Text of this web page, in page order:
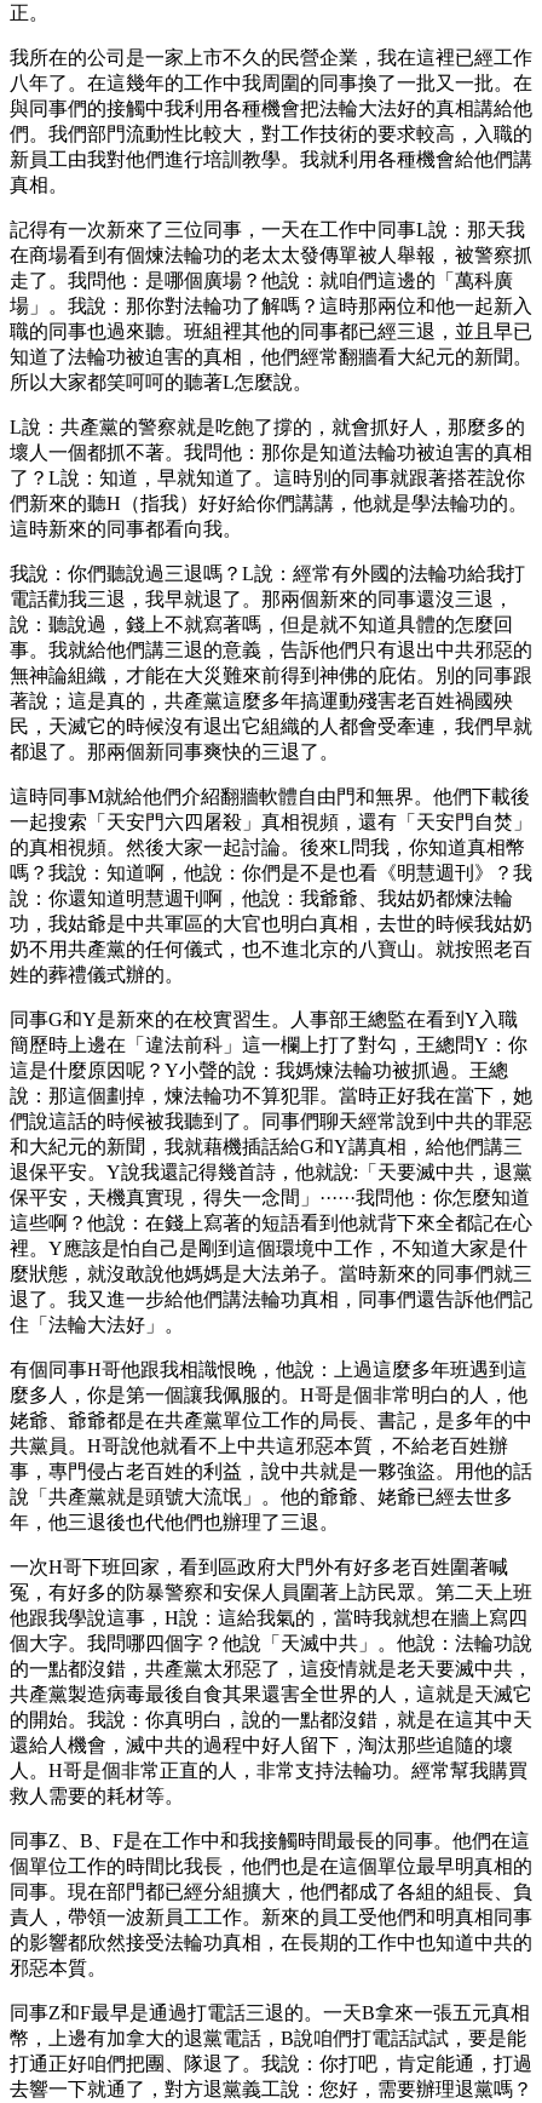
正。
我所在的公司是一家上市不久的民營企業，我在這裡已經工作
八年了。在這幾年的工作中我周圍的同事換了一批又一批。在
與同事們的接觸中我利用各種機會把法輪大法好的真相講給他
們。我們部門流動性比較大，對工作技術的要求較高，入職的
新員工由我對他們進行培訓教學。我就利用各種機會給他們講
真相。
記得有一次新來了三位同事，一天在工作中同事L說：那天我
在商場看到有個煉法輪功的老太太發傳單被人舉報，被警察抓
走了。我問他：是哪個廣場？他說：就咱們這邊的「萬科廣
場」。我說：那你對法輪功了解嗎？這時那兩位和他一起新入
職的同事也過來聽。班組裡其他的同事都已經三退，並且早已
知道了法輪功被迫害的真相，他們經常翻牆看大紀元的新聞。
所以大家都笑呵呵的聽著L怎麼說。
L說：共產黨的警察就是吃飽了撐的，就會抓好人，那麼多的
壞人一個都抓不著。我問他：那你是知道法輪功被迫害的真相
了？L說：知道，早就知道了。這時別的同事就跟著搭茬說你
們新來的聽H（指我）好好給你們講講，他就是學法輪功的。
這時新來的同事都看向我。
我說：你們聽說過三退嗎？L說：經常有外國的法輪功給我打
電話勸我三退，我早就退了。那兩個新來的同事還沒三退，
說：聽說過，錢上不就寫著嗎，但是就不知道具體的怎麼回
事。我就給他們講三退的意義，告訴他們只有退出中共邪惡的
無神論組織，才能在大災難來前得到神佛的庇佑。別的同事跟
著說；這是真的，共產黨這麼多年搞運動殘害老百姓禍國殃
民，天滅它的時候沒有退出它組織的人都會受牽連，我們早就
都退了。那兩個新同事爽快的三退了。
這時同事M就給他們介紹翻牆軟體自由門和無界。他們下載後
一起搜索「天安門六四屠殺」真相視頻，還有「天安門自焚」
的真相視頻。然後大家一起討論。後來L問我，你知道真相幣
嗎？我說：知道啊，他說：你們是不是也看《明慧週刊》？我
說：你還知道明慧週刊啊，他說：我爺爺、我姑奶都煉法輪
功，我姑爺是中共軍區的大官也明白真相，去世的時候我姑奶
奶不用共產黨的任何儀式，也不進北京的八寶山。就按照老百
姓的葬禮儀式辦的。
同事G和Y是新來的在校實習生。人事部王總監在看到Y入職
簡歷時上邊在「違法前科」這一欄上打了對勾，王總問Y：你
這是什麼原因呢？Y小聲的說：我媽煉法輪功被抓過。王總
說：那這個劃掉，煉法輪功不算犯罪。當時正好我在當下，她
們說這話的時候被我聽到了。同事們聊天經常說到中共的罪惡
和大紀元的新聞，我就藉機插話給G和Y講真相，給他們講三
退保平安。Y說我還記得幾首詩，他就說:「天要滅中共，退黨
保平安，天機真實現，得失一念間」······我問他：你怎麼知道
這些啊？他說：在錢上寫著的短語看到他就背下來全都記在心
裡。Y應該是怕自己是剛到這個環境中工作，不知道大家是什
麼狀態，就沒敢說他媽媽是大法弟子。當時新來的同事們就三
退了。我又進一步給他們講法輪功真相，同事們還告訴他們記
住「法輪大法好」。
有個同事H哥他跟我相識恨晚，他說：上過這麼多年班遇到這
麼多人，你是第一個讓我佩服的。H哥是個非常明白的人，他
姥爺、爺爺都是在共產黨單位工作的局長、書記，是多年的中
共黨員。H哥說他就看不上中共這邪惡本質，不給老百姓辦
事，專門侵占老百姓的利益，說中共就是一夥強盜。用他的話
說「共產黨就是頭號大流氓」。他的爺爺、姥爺已經去世多
年，他三退後也代他們也辦理了三退。
一次H哥下班回家，看到區政府大門外有好多老百姓圍著喊
冤，有好多的防暴警察和安保人員圍著上訪民眾。第二天上班
他跟我學說這事，H說：這給我氣的，當時我就想在牆上寫四
個大字。我問哪四個字？他說「天滅中共」。他說：法輪功說
的一點都沒錯，共產黨太邪惡了，這疫情就是老天要滅中共，
共產黨製造病毒最後自食其果還害全世界的人，這就是天滅它
的開始。我說：你真明白，說的一點都沒錯，就是在這其中天
還給人機會，滅中共的過程中好人留下，淘汰那些追隨的壞
人。H哥是個非常正直的人，非常支持法輪功。經常幫我購買
救人需要的耗材等。
同事Z、B、F是在工作中和我接觸時間最長的同事。他們在這
個單位工作的時間比我長，他們也是在這個單位最早明真相的
同事。現在部門都已經分組擴大，他們都成了各組的組長、負
責人，帶領一波新員工工作。新來的員工受他們和明真相同事
的影響都欣然接受法輪功真相，在長期的工作中也知道中共的
邪惡本質。
同事Z和F最早是通過打電話三退的。一天B拿來一張五元真相
幣，上邊有加拿大的退黨電話，B說咱們打電話試試，要是能
打通正好咱們把團、隊退了。我說：你打吧，肯定能通，打過
去響一下就通了，對方退黨義工說：您好，需要辦理退黨嗎？